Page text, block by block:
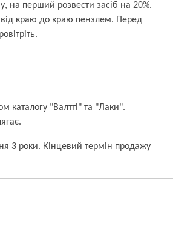
на перший розвести засіб на 20%.
краю до краю пензлем. Перед
каталогу "Валтті" та "Лаки".
3 роки. Кінцевий термін продажу